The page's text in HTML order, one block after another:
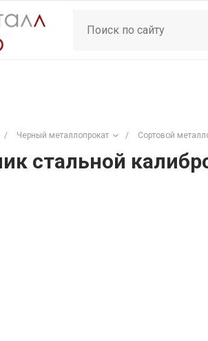
/ Черный металлопрокат / Сортовой
стальной